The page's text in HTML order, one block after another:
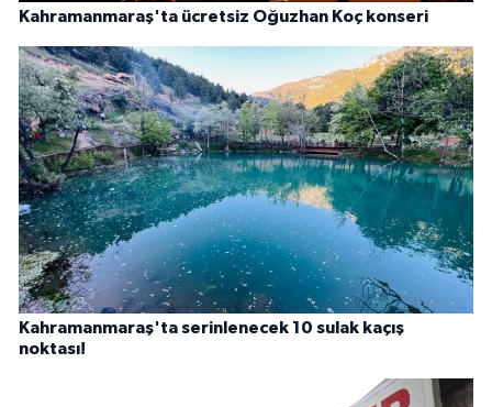
Kahramanmaraş'ta ücretsiz Oğuzhan Koç konseri
Kahramanmaraş'ta serinlenecek 10 sulak kaçış
noktası!